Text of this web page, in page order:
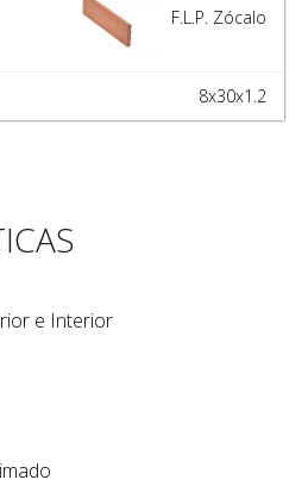
F.L.P. Zócalo
8x30x1.2
e Interior